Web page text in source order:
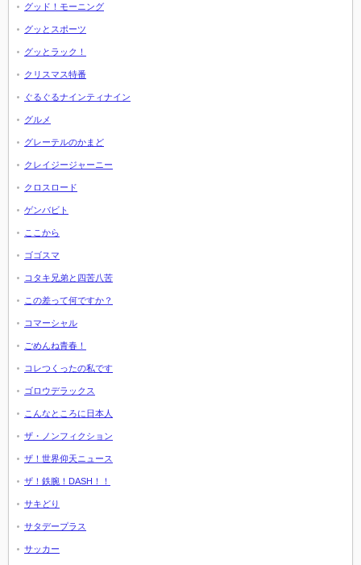
グッド！モーニング
グッとスポーツ
グッとラック！
クリスマス特番
ぐるぐるナインティナイン
グルメ
グレーテルのかまど
クレイジージャーニー
クロスロード
ゲンバビト
ここから
ゴゴスマ
コタキ兄弟と四苦八苦
この差って何ですか？
コマーシャル
ごめんね青春！
コレつくったの私です
ゴロウデラックス
こんなところに日本人
ザ・ノンフィクション
ザ！世界仰天ニュース
ザ！鉄腕！DASH！！
サキどり
サタデープラス
サッカー